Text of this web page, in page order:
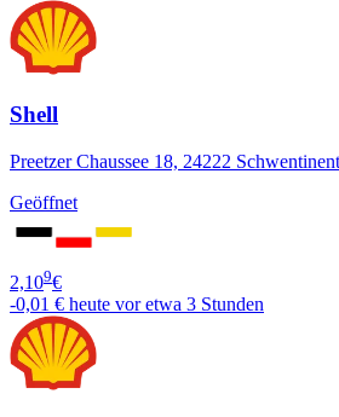
Shell
Preetzer Chaussee 18, 24222
Geöffnet
2,109€
-0,01 € heute vor etwa 3 Stunden